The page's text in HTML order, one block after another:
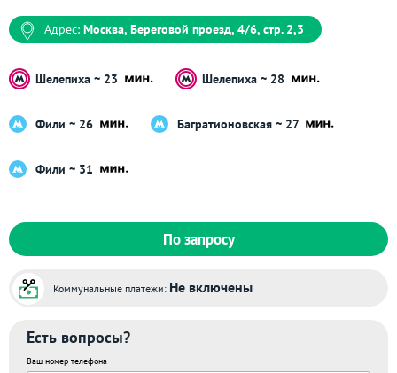
Адрес: Москва, Береговой проезд, 4/6, стр. 2,3
Шелепиха ~ 23 Шелепиха ~ 28
Фили ~ 26 Багратионовская ~ 27
Фили ~ 31
По запросу
Коммунальные платежи: Не включены
Есть вопросы?
Ваш номер телефона